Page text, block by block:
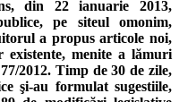
din 22 ianuarie 2013,
pe siteul omonim,
a propus articole noi,
existente, menite a lămuri
2012. Timp de 30 de zile,
şi-au formulat sugestiile,